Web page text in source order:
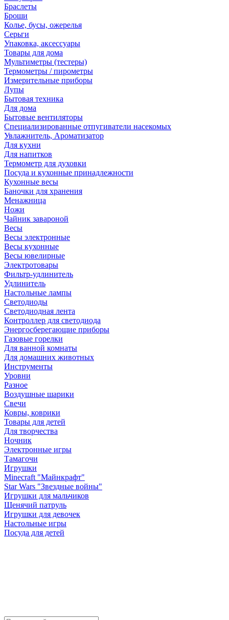
Браслеты
Броши
Колье, бусы, ожерелья
Серьги
Упаковка, аксессуары
Товары для дома
Мультиметры (тестеры)
Термометры / пирометры
Измерительные приборы
Лупы
Бытовая техника
Для дома
Бытовые вентиляторы
Специализированные отпугиватели насекомых
Увлажнитель, Ароматизатор
Для кухни
Для напитков
Термометр для духовки
Посуда и кухонные принадлежности
Кухонные весы
Баночки для хранения
Менажница
Ножи
Чайник завароной
Весы
Весы электронные
Весы кухонные
Весы ювелирные
Электротовары
Фильтр-удлинитель
Удлинитель
Настольные лампы
Светодиоды
Светодиодная лента
Контроллер для светодиода
Энергосберегающие приборы
Газовые горелки
Для ванной комнаты
Для домашних животных
Инструменты
Уровни
Разное
Воздушные шарики
Свечи
Ковры, коврики
Товары для детей
Для творчества
Ночник
Электронные игры
Тамагочи
Игрушки
Minecraft "Майнкрафт"
Star Wars "Звездные войны"
Игрушки для мальчиков
Щенячий патруль
Игрушки для девочек
Настольные игры
Посуда для детей